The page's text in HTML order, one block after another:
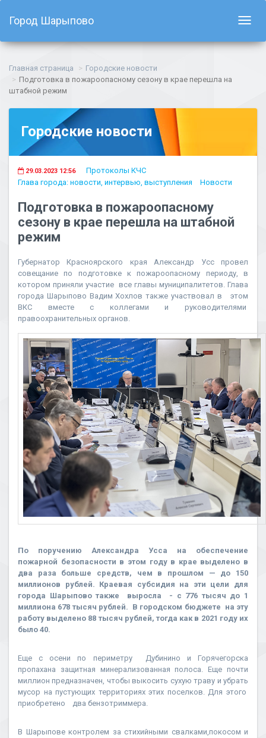
Город Шарыпово
Главная страница
Городские новости
Подготовка в пожароопасному сезону в крае перешла на
штабной режим
Городские новости
29.03.2023 12:56
Протоколы КЧС
Глава города: новости, интервью, выступления
Новости
Подготовка в пожароопасному
сезону в крае перешла на штабной
режим
Губернатор Красноярского края Александр Усс провел
совещание по подготовке к пожароопасному периоду, в
котором приняли участие все главы муниципалитетов. Глава
города Шарыпово Вадим Хохлов также участвовал в этом
ВКС вместе с коллегами и руководителями
правоохранительных органов.
По поручению Александра Усса на обеспечение
пожарной безопасности в этом году в крае выделено в
два раза больше средств, чем в прошлом — до 150
миллионов рублей. Краевая субсидия на эти цели для
города Шарыпово также выросла - с 776 тысяч до 1
миллиона 678 тысяч рублей. В городском бюджете на эту
работу выделено 88 тысяч рублей, тогда как в 2021 году их
было 40.
Еще с осени по периметру Дубинино и Горячегорска
пропахана защитная минерализованная полоса. Еще почти
миллион предназначен, чтобы выкосить сухую траву и убрать
мусор на пустующих территориях этих поселков. Для этого
приобретено два бензотриммера.
В Шарыпове контролем за стихийными свалками,покосом и